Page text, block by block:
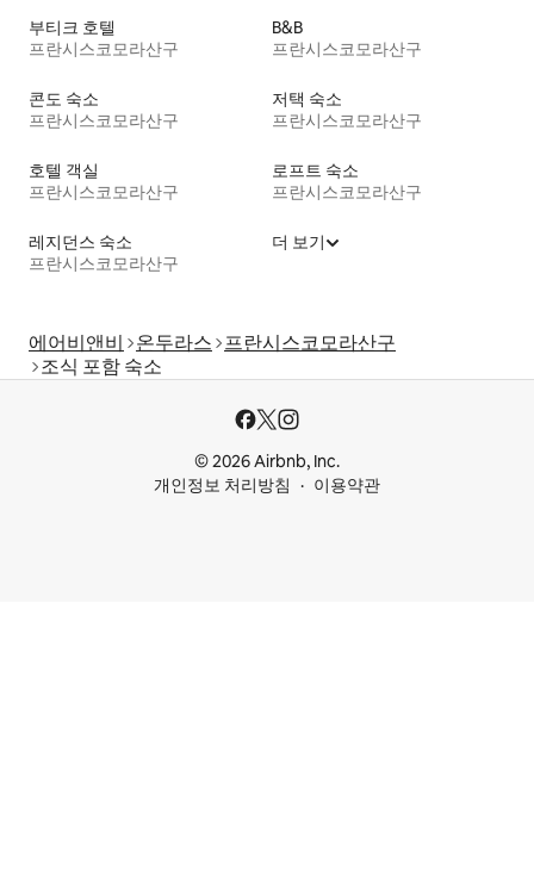
부티크 호텔
프란시스코모라산구
B&B
프란시스코모라산구
콘도 숙소
프란시스코모라산구
저택 숙소
프란시스코모라산구
호텔 객실
프란시스코모라산구
로프트 숙소
프란시스코모라산구
레지던스 숙소
프란시스코모라산구
더 보기
에어비앤비 온두라스 프란시스코모라산구
조식 포함 숙소
© 2026 Airbnb, Inc.
개인정보 처리방침
이용약관